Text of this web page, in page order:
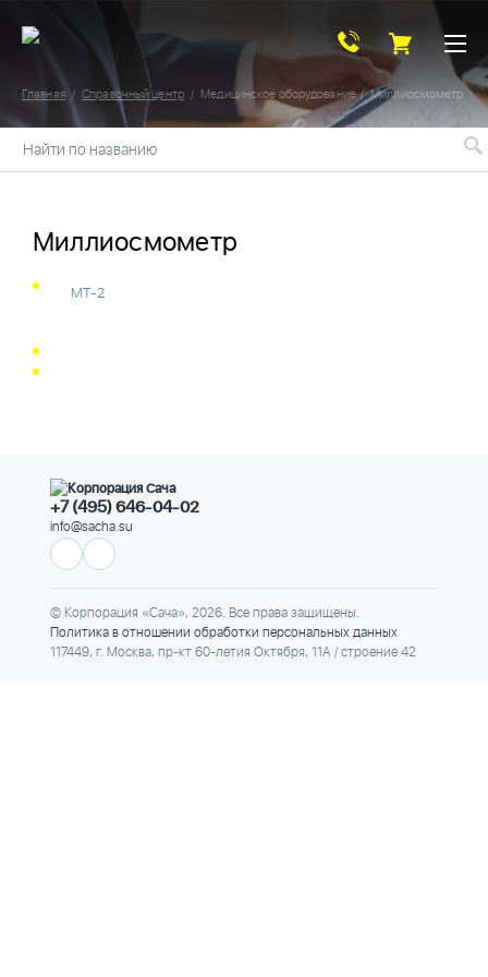
Главная Справочный центр Медицинское оборудование Миллиосмометр
Найти по названию
Миллиосмометр
МТ-2
+7 (495) 646-04-02
info@sacha.su
© Корпорация «Сача», 2026. Все права защищены.
Политика в отношении обработки персональных данных
117449, г. Москва, пр-кт 60-летия Октября, 11А / строение 42